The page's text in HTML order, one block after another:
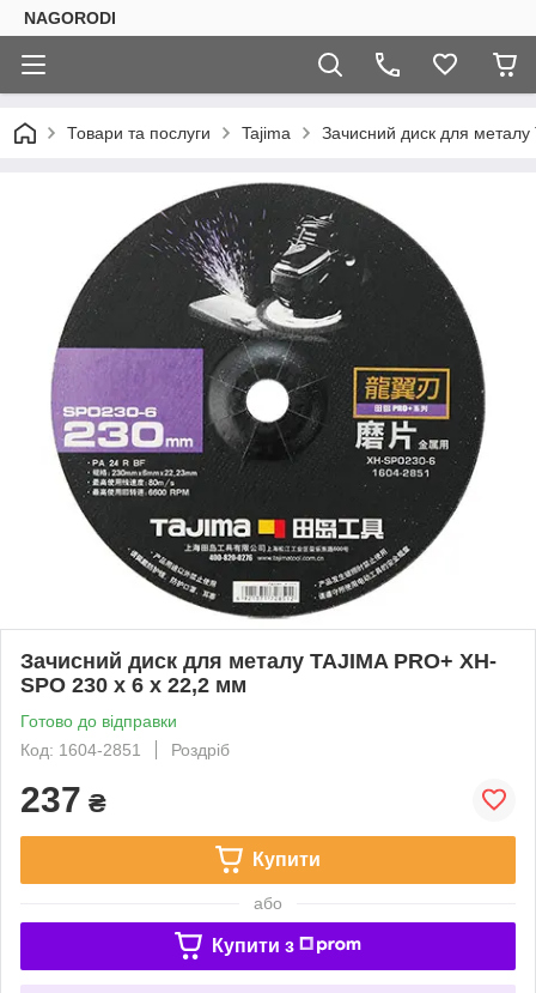
NAGORODI
Товари та послуги Tajima Зачисний диск для
Зачисний диск для металу TAJIMA PRO+ XH-
SPO 230 х 6 х 22,2 мм
Готово до відправки
Код: 1604-2851
Роздріб
237 ₴
Купити
або
Купити з